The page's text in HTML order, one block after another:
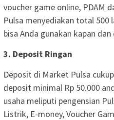
voucher game online, PDAM
Pulsa menyediakan total 500
bisa Anda gunakan kapan
3. Deposit Ringan
Deposit di Market Pulsa
deposit minimal Rp 50.000
usaha meliputi pengensian
Listrik, E-money, Voucher